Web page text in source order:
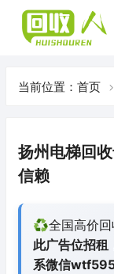
当前位置： 首页
扬州电梯回
信赖
♻️全国高价回
此广告位招
系微信